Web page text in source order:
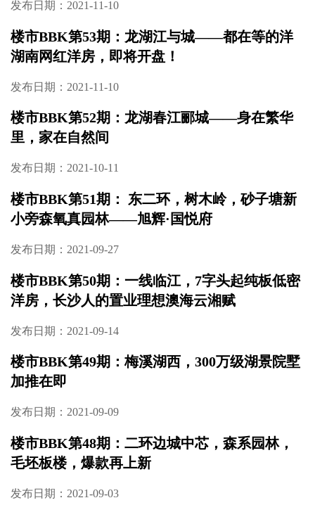
发布日期：2021-11-23
楼市BBK55期：太稀有！主城核心区、升级“教
育家”，近期买房必看！
发布日期：2021-11-17
楼市BBK第54期：地铁上盖，名校环伺，梅溪
湖一期76席绝版大平层
发布日期：2021-11-10
楼市BBK第53期：龙湖江与城——都在等的洋
湖南网红洋房，即将开盘！
发布日期：2021-11-10
楼市BBK第52期：龙湖春江郦城——身在繁华
里，家在自然间
发布日期：2021-10-11
楼市BBK第51期： 东二环，树木岭，砂子塘新
小旁森氧真园林——旭辉·国悦府
发布日期：2021-09-27
楼市BBK第50期：一线临江，7字头起纯板低密
洋房，长沙人的置业理想澳海云湘赋
发布日期：2021-09-14